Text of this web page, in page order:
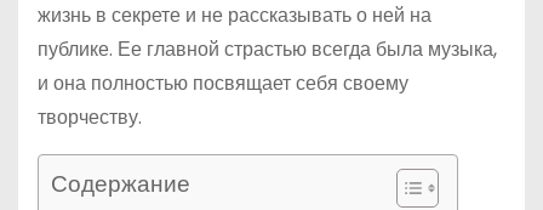
жизнь в секрете и не рассказывать о ней на
публике. Ее главной страстью всегда была музыка,
и она полностью посвящает себя своему
творчеству.
Содержание